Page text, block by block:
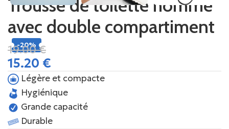
Trousse de toilette homme
avec double compartiment
-20%
19.00€
15.20 €
Légère et compacte
Hygiénique
Grande capacité
Durable